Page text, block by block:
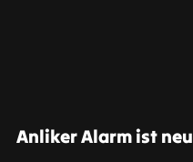
Anliker Alarm ist neu